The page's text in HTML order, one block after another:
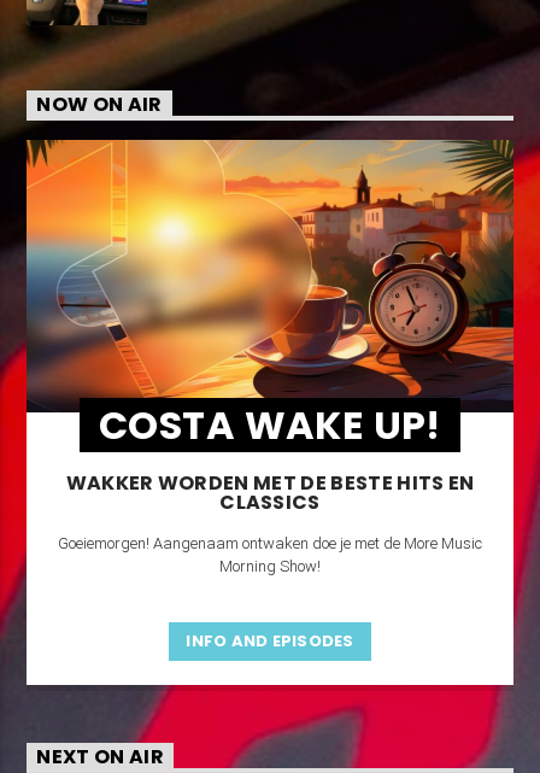
NOW ON AIR
COSTA WAKE UP!
WAKKER WORDEN MET DE BESTE HITS EN
CLASSICS
Goeiemorgen! Aangenaam ontwaken doe je met de More Music
Morning Show!
INFO AND EPISODES
NEXT ON AIR